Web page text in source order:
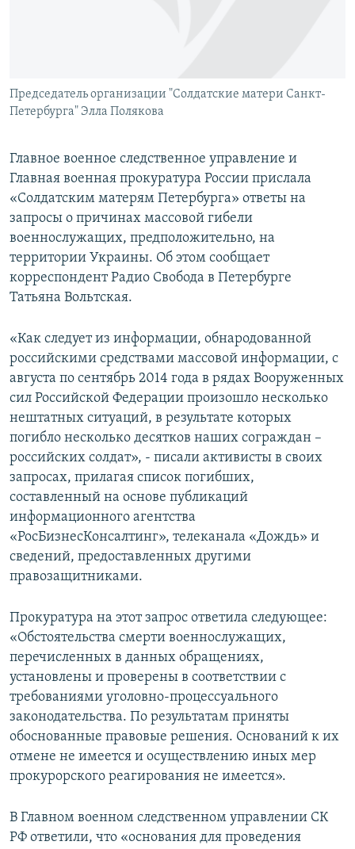
Председатель организации "Солдатские матери Санкт-
Петербурга" Элла Полякова
Главное военное следственное управление и
Главная военная прокуратура России прислала
«Солдатским матерям Петербурга» ответы на
запросы о причинах массовой гибели
военнослужащих, предположительно, на
территории Украины. Об этом сообщает
корреспондент Радио Свобода в Петербурге
Татьяна Вольтская.
«Как следует из информации, обнародованной
российскими средствами массовой информации, с
августа по сентябрь 2014 года в рядах Вооруженных
сил Российской Федерации произошло несколько
нештатных ситуаций, в результате которых
погибло несколько десятков наших сограждан –
российских солдат», - писали активисты в своих
запросах, прилагая список погибших,
составленный на основе публикаций
информационного агентства
«РосБизнесКонсалтинг», телеканала «Дождь» и
сведений, предоставленных другими
правозащитниками.
Прокуратура на этот запрос ответила следующее:
«Обстоятельства смерти военнослужащих,
перечисленных в данных обращениях,
установлены и проверены в соответствии с
требованиями уголовно-процессуального
законодательства. По результатам приняты
обоснованные правовые решения. Оснований к их
отмене не имеется и осуществлению иных мер
прокурорского реагирования не имеется».
В Главном военном следственном управлении СК
РФ ответили, что «основания для проведения